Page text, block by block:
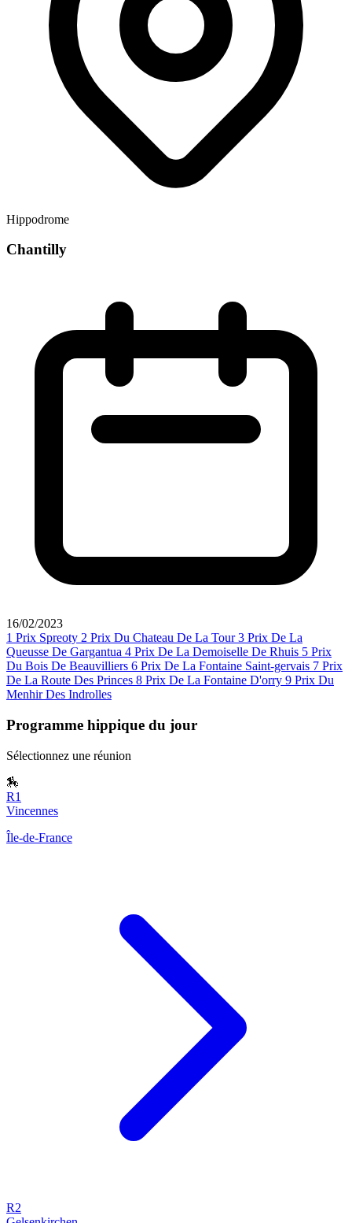
Hippodrome
Chantilly
16/02/2023
1 Prix Spreoty 2 Prix Du Chateau De La Tour 3 Prix De La
Queusse De Gargantua 4 Prix De La Demoiselle De Rhuis 5 Prix
Du Bois De Beauvilliers 6 Prix De La Fontaine Saint-gervais 7 Prix
De La Route Des Princes 8 Prix De La Fontaine D'orry 9 Prix Du
Menhir Des Indrolles
Programme hippique du jour
Sélectionnez une réunion
🏇
R1
Vincennes
Île-de-France
R2